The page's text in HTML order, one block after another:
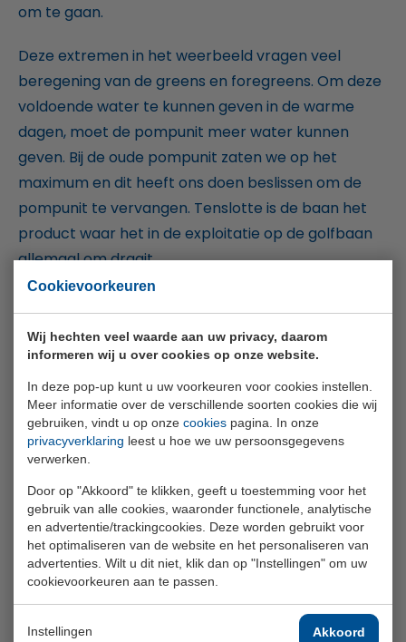
Cookievoorkeuren
Wij hechten veel waarde aan uw privacy, daarom
informeren wij u over cookies op onze website.
In deze pop-up kunt u uw voorkeuren voor cookies instellen.
Meer informatie over de verschillende soorten cookies die wij
gebruiken, vindt u op onze cookies pagina. In onze
privacyverklaring leest u hoe we uw persoonsgegevens
verwerken.
Door op "Akkoord" te klikken, geeft u toestemming voor het
gebruik van alle cookies, waaronder functionele, analytische
en advertentie/trackingcookies. Deze worden gebruikt voor
het optimaliseren van de website en het personaliseren van
advertenties. Wilt u dit niet, klik dan op "Instellingen" om uw
cookievoorkeuren aan te passen.
Instellingen Akkoord
om te gaan.
Deze extremen in het weerbeeld vragen veel
beregening van de greens en foregreens. Om deze
voldoende water te kunnen geven in de warme
dagen, moet de pompunit meer water kunnen
geven. Bij de oude pompunit zaten we op het
maximum en dit heeft ons doen beslissen om de
pompunit te vervangen. Tenslotte is de baan het
product waar het in de exploitatie op de golfbaan
allemaal om draait.
beregeningsinstallatie en de nieuwe pompunit. De
investeringen werpen zijn vruchten nu al af in deze
extreme warmte. De stress in het gras is vrij hoog
met de huidige temperaturen en de aanhoudende
droogte. In deze “moeilijke” dagen qua onderhoud
hoeft de greenkeeper zich niet druk te maken of de
Het is misschien een leuk weetje:de gehele
investering heeft een kleine € 120.000,--gekost.